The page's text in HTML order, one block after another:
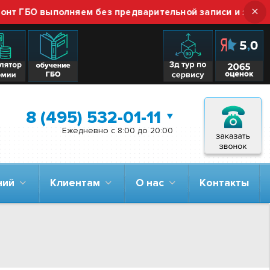
ГБО выполняем без предварительной записи и звонка
×
8 (495) 532-01-11
Ежедневно с 8:00 до 20:00
Клиентам О нас Контакты